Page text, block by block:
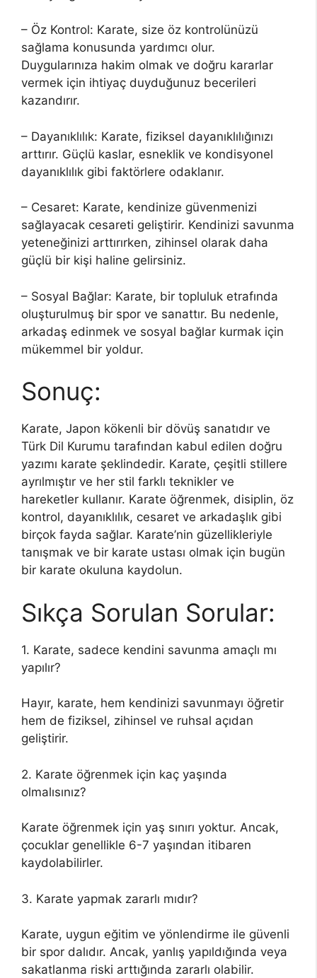
– Öz Kontrol: Karate, size öz kontrolünüzü
sağlama konusunda yardımcı olur.
Duygularınıza hakim olmak ve doğru kararlar
vermek için ihtiyaç duyduğunuz becerileri
kazandırır.
– Dayanıklılık: Karate, fiziksel dayanıklılığınızı
arttırır. Güçlü kaslar, esneklik ve kondisyonel
dayanıklılık gibi faktörlere odaklanır.
– Cesaret: Karate, kendinize güvenmenizi
sağlayacak cesareti geliştirir. Kendinizi savunma
yeteneğinizi arttırırken, zihinsel olarak daha
güçlü bir kişi haline gelirsiniz.
– Sosyal Bağlar: Karate, bir topluluk etrafında
oluşturulmuş bir spor ve sanattır. Bu nedenle,
arkadaş edinmek ve sosyal bağlar kurmak için
mükemmel bir yoldur.
Sonuç:
Karate, Japon kökenli bir dövüş sanatıdır ve
Türk Dil Kurumu tarafından kabul edilen doğru
yazımı karate şeklindedir. Karate, çeşitli stillere
ayrılmıştır ve her stil farklı teknikler ve
hareketler kullanır. Karate öğrenmek, disiplin, öz
kontrol, dayanıklılık, cesaret ve arkadaşlık gibi
birçok fayda sağlar. Karate’nin güzellikleriyle
tanışmak ve bir karate ustası olmak için bugün
bir karate okuluna kaydolun.
Sıkça Sorulan Sorular:
1. Karate, sadece kendini savunma amaçlı mı
yapılır?
Hayır, karate, hem kendinizi savunmayı öğretir
hem de fiziksel, zihinsel ve ruhsal açıdan
geliştirir.
2. Karate öğrenmek için kaç yaşında
olmalısınız?
Karate öğrenmek için yaş sınırı yoktur. Ancak,
çocuklar genellikle 6-7 yaşından itibaren
kaydolabilirler.
3. Karate yapmak zararlı mıdır?
Karate, uygun eğitim ve yönlendirme ile güvenli
bir spor dalıdır. Ancak, yanlış yapıldığında veya
sakatlanma riski arttığında zararlı olabilir.